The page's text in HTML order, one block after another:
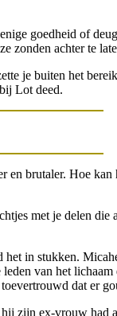
goedheid of
zonden achter te
je buiten het
Lot deed.
en brutaler. Hoe
met je delen
in stukken.
van het
dat er
zijn ex-vrouw had